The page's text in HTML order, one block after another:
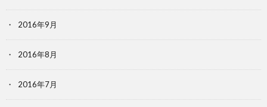
2016年9月
2016年8月
2016年7月